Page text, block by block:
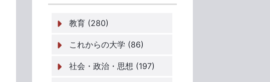
教育 (280)
これからの大学 (86)
社会・政治・思想 (197)